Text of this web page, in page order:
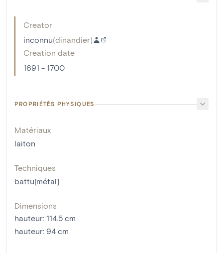
Creator
inconnu(dinandier)
Creation date
1691 - 1700
PROPRIÉTÉS PHYSIQUES
Matériaux
laiton
Techniques
battu[métal]
Dimensions
hauteur: 114.5 cm
hauteur: 94 cm